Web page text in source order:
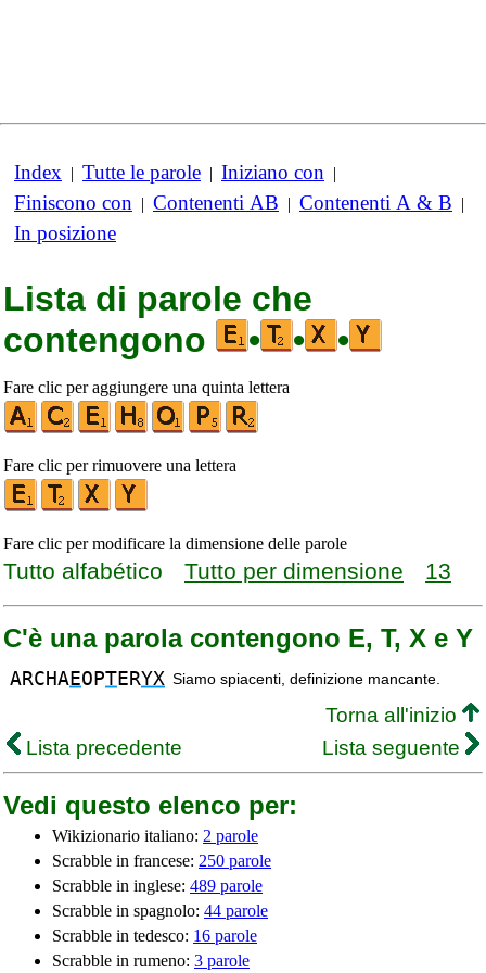
Index | Tutte le parole | Iniziano con |
Finiscono con | Contenenti AB | Contenenti A & B |
In posizione
Lista di parole che
contengono
• • •
Fare clic per aggiungere una quinta lettera
Fare clic per rimuovere una lettera
Fare clic per modificare la dimensione delle parole
Tutto alfabético Tutto per dimensione 13
C'è una parola contengono E, T, X e Y
ARCHAEOPTERYX Siamo spiacenti, definizione mancante.
Torna all'inizio
Lista precedente
Lista seguente
Vedi questo elenco per:
Wikizionario italiano: 2 parole
Scrabble in francese: 250 parole
Scrabble in inglese: 489 parole
Scrabble in spagnolo: 44 parole
Scrabble in tedesco: 16 parole
Scrabble in rumeno: 3 parole